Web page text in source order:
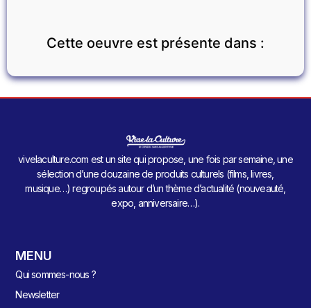
Cette oeuvre est présente dans :
vivelaculture.com est un site qui propose, une fois par semaine, une
sélection d’une douzaine de produits culturels (films, livres,
musique…) regroupés autour d’un thème d’actualité (nouveauté,
expo, anniversaire…).
MENU
Qui sommes-nous ?
Newsletter